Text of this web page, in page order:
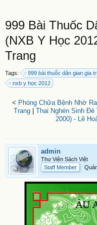
999 Bài Thuốc
(NXB Y Học
Trang
Tags: 999 bài thuốc dân gian gia
nxb y học 2012
< Phòng Chữa Bệnh Nhờ
Trang
Thai Nghén Sinh Đẻ
2000) - Lê
admin
Thư Viện Sách Việt
Staff Member